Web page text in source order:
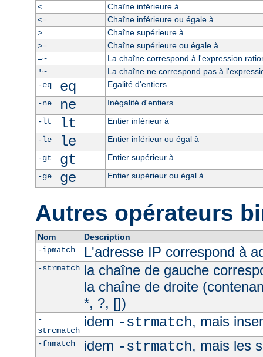
<
Chaîne inférieure à
<=
Chaîne inférieure ou égale à
>
Chaîne supérieure à
>=
Chaîne supérieure ou égale à
=~
La chaîne correspond à l'expression
!~
La chaîne ne correspond pas à
-eq
eq
Egalité d'entiers
-ne
ne
Inégalité d'entiers
-lt
lt
Entier inférieur à
-le
le
Entier inférieur ou égal à
-gt
gt
Entier supérieur à
-ge
ge Entier supérieur ou égal à
Autres opérateurs
Nom
Description
-ipmatch
L'adresse IP correspond à
-strmatch la chaîne de gauche
la chaîne de droite
*, ?, [])
-
strcmatch
idem -strmatch, mais
-fnmatch idem -strmatch, mais les